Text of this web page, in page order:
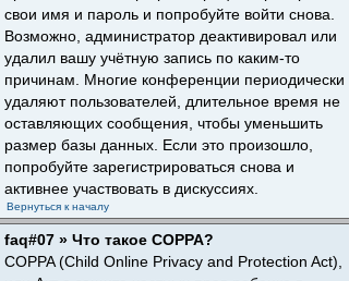
свои имя и пароль и попробуйте войти снова.
Возможно, администратор деактивировал или
удалил вашу учётную запись по каким-то
причинам. Многие конференции периодически
удаляют пользователей, длительное время не
оставляющих сообщения, чтобы уменьшить
размер базы данных. Если это произошло,
попробуйте зарегистрироваться снова и
активнее участвовать в дискуссиях.
Вернуться к началу
faq#07 » Что такое COPPA?
COPPA (Child Online Privacy and Protection Act),